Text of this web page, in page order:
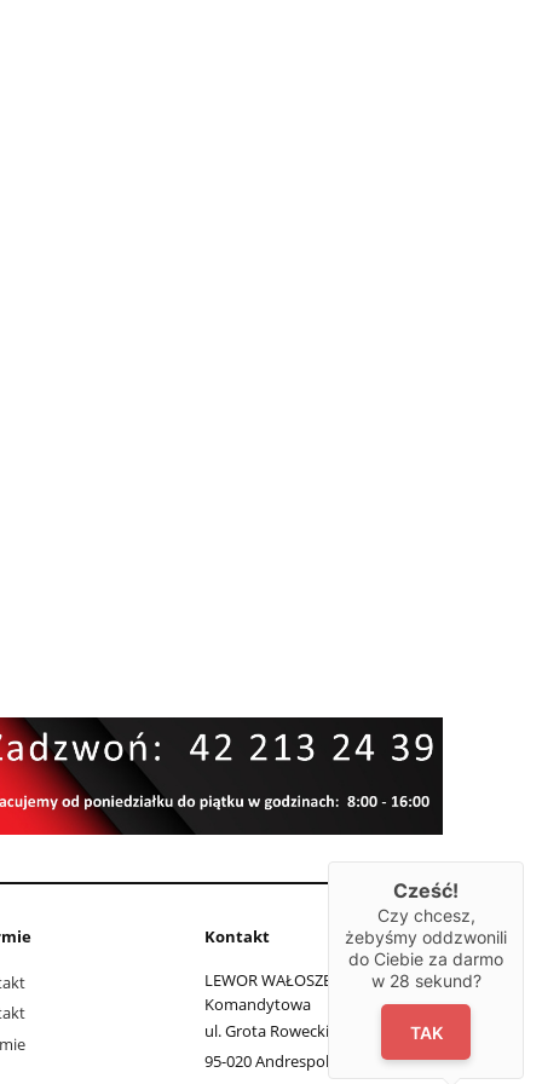
Kontakt
LEWOR WAŁOSZEK Spółka
Komandytowa
ul. Grota Roweckiego 11
95-020 Andrespol, łódzkie
Cześć!
Czy chcesz,
żebyśmy oddzwonili
do Ciebie za darmo
w 28 sekund?
TAK